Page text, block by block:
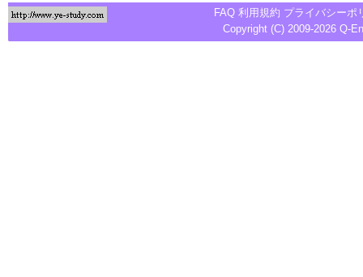
FAQ 利用規約 プライバシーポ
Copyright (C) 2009-2026 Q-